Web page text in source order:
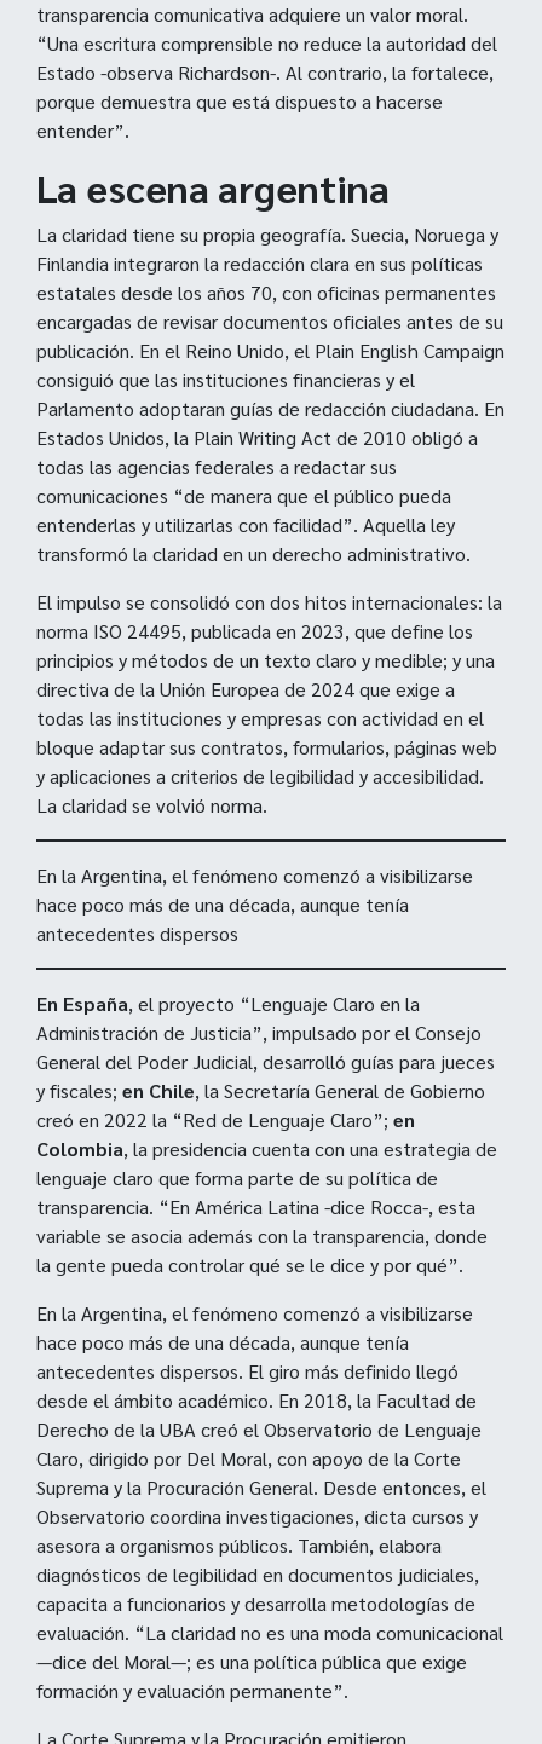
transparencia comunicativa adquiere un valor moral.
“Una escritura comprensible no reduce la autoridad del
Estado -observa Richardson-. Al contrario, la fortalece,
porque demuestra que está dispuesto a hacerse
entender”.
La escena argentina
La claridad tiene su propia geografía. Suecia, Noruega y
Finlandia integraron la redacción clara en sus políticas
estatales desde los años 70, con oficinas permanentes
encargadas de revisar documentos oficiales antes de su
publicación. En el Reino Unido, el Plain English Campaign
consiguió que las instituciones financieras y el
Parlamento adoptaran guías de redacción ciudadana. En
Estados Unidos, la Plain Writing Act de 2010 obligó a
todas las agencias federales a redactar sus
comunicaciones “de manera que el público pueda
entenderlas y utilizarlas con facilidad”. Aquella ley
transformó la claridad en un derecho administrativo.
El impulso se consolidó con dos hitos internacionales: la
norma ISO 24495, publicada en 2023, que define los
principios y métodos de un texto claro y medible; y una
directiva de la Unión Europea de 2024 que exige a
todas las instituciones y empresas con actividad en el
bloque adaptar sus contratos, formularios, páginas web
y aplicaciones a criterios de legibilidad y accesibilidad.
La claridad se volvió norma.
En la Argentina, el fenómeno comenzó a visibilizarse
hace poco más de una década, aunque tenía
antecedentes dispersos
En España, el proyecto “Lenguaje Claro en la
Administración de Justicia”, impulsado por el Consejo
General del Poder Judicial, desarrolló guías para jueces
y fiscales; en Chile, la Secretaría General de Gobierno
creó en 2022 la “Red de Lenguaje Claro”; en
Colombia, la presidencia cuenta con una estrategia de
lenguaje claro que forma parte de su política de
transparencia. “En América Latina -dice Rocca-, esta
variable se asocia además con la transparencia, donde
la gente pueda controlar qué se le dice y por qué”.
En la Argentina, el fenómeno comenzó a visibilizarse
hace poco más de una década, aunque tenía
antecedentes dispersos. El giro más definido llegó
desde el ámbito académico. En 2018, la Facultad de
Derecho de la UBA creó el Observatorio de Lenguaje
Claro, dirigido por Del Moral, con apoyo de la Corte
Suprema y la Procuración General. Desde entonces, el
Observatorio coordina investigaciones, dicta cursos y
asesora a organismos públicos. También, elabora
diagnósticos de legibilidad en documentos judiciales,
capacita a funcionarios y desarrolla metodologías de
evaluación. “La claridad no es una moda comunicacional
—dice del Moral—; es una política pública que exige
formación y evaluación permanente”.
La Corte Suprema y la Procuración emitieron